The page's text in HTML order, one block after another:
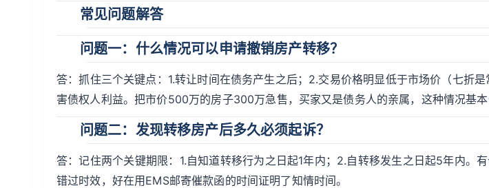
常见问题解答
问题一：什么情况可以申请撤销房产转移？
答：抓住三个关键点：1.转让时间在债务产生之后；2.交易价格明显低于市场价（七折
害债权人利益。把市价500万的房子300万急售，买家又是债务人的亲属，这种情况基本
问题二：发现转移房产后多久必须起诉？
答：记住两个关键期限：1.自知道转移行为之日起1年内；2.自转移发生之日起5年内。
错过时效，好在用EMS邮寄催款函的时间证明了知情时间。